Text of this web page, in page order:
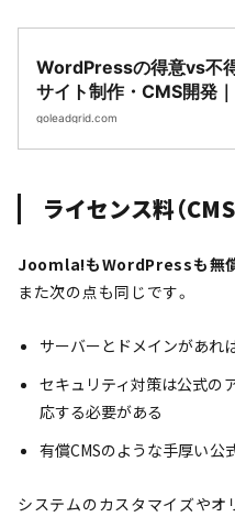
WordPressの得意vs不
サイト制作・CMS開発
goleadgrid.com
ライセンス料（
Joomla!もWordPressも無
また次の点も同じです。
サーバーとドメインがあれ
セキュリティ対策は公式の
応する必要がある
有償CMSのような手厚い公
システムのカスタマイズや